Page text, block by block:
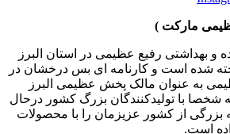
مارکت )
و بهداشتی رفیع عظیمی در استان البرز
شده است و کارنامه ای بس درخشان در
به عنوان مالک پخش عظیمی البرز
که شخصا با تولیدکنندگان بزرگ کشور درحال
از کشور عزیزمان را با محصولات
است.